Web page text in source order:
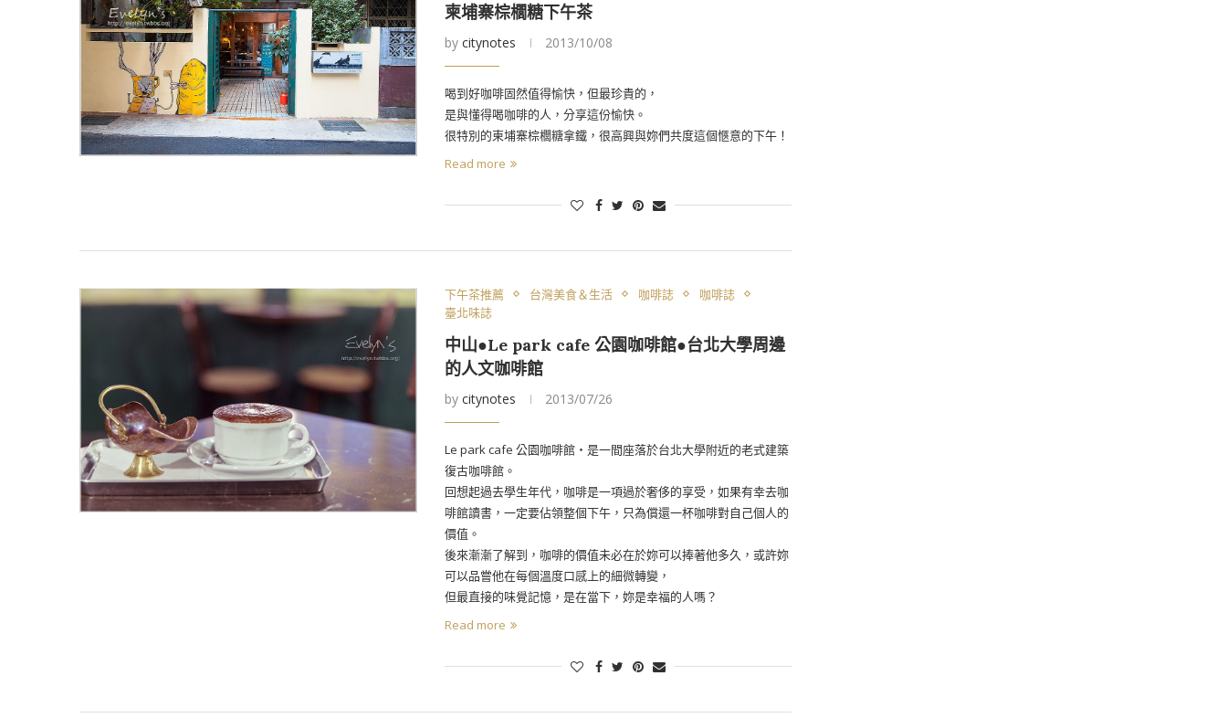
柬埔寨棕櫚糖下午茶
by citynotes 2013/10/08
喝到好咖啡固然值得愉快，但最珍貴的，
是與懂得喝咖啡的人，分享這份愉快。
很特別的柬埔寨棕櫚糖拿鐵，很高興與妳們共度這個愜意的下午！
Read more
下午茶推薦 台灣美食＆生活 咖啡誌
咖啡誌
臺北味誌
中山●Le park cafe 公園咖啡館●台北大學周邊
的人文咖啡館
by citynotes 2013/07/26
Le park cafe 公園咖啡館‧是一間座落於台北大學附近的老式建築
復古咖啡館。
回想起過去學生年代，咖啡是一項過於奢侈的享受，如果有幸去咖
啡館讀書，一定要佔領整個下午，只為償還一杯咖啡對自己個人的
價值。
後來漸漸了解到，咖啡的價值未必在於妳可以捧著他多久，或許妳
可以品嘗他在每個溫度口感上的細微轉變，
但最直接的味覺記憶，是在當下，妳是幸福的人嗎？
Read more